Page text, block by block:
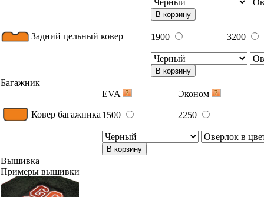
В корзину
Задний цельный ковер 1900 3200
В корзину
Багажник
EVA
Эконом
Ковер багажника 1500 2250
В корзину
Вышивка
Примеры вышивки